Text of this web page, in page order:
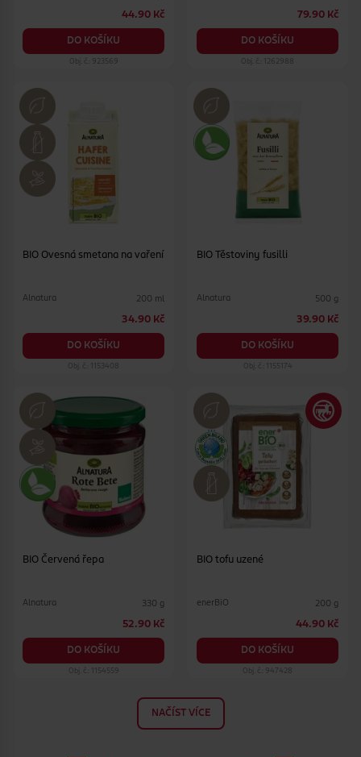
44.90 Kč
DO KOŠÍKU
Obj. č.: 923569
79.90 Kč
DO KOŠÍKU
Obj. č.: 1262988
BIO Ovesná smetana na vaření
Alnatura 200 ml
34.90 Kč
DO KOŠÍKU
Obj. č.: 1153408
BIO Těstoviny fusilli
Alnatura 500 g
39.90 Kč
DO KOŠÍKU
Obj. č.: 1155174
BIO Červená řepa
Alnatura 330 g
52.90 Kč
DO KOŠÍKU
Obj. č.: 1154559
BIO tofu uzené
enerBiO 200 g
44.90 Kč
DO KOŠÍKU
Obj. č.: 947428
NAČÍST VÍCE